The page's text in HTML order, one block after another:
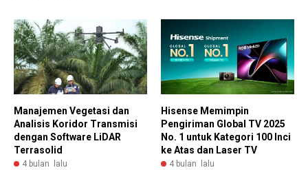
Manajemen Vegetasi dan
Analisis Koridor Transmisi
dengan Software LiDAR
Terrasolid
4 bulan lalu
Hisense Memimpin
Pengiriman Global TV 2025
No. 1 untuk Kategori 100 Inci
ke Atas dan Laser TV
4 bulan lalu